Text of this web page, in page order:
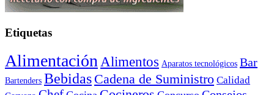
Etiquetas
Alimentación Alimentos Aparatos tecnológicos Bar
Bartenders Bebidas Cadena de Suministro Calidad